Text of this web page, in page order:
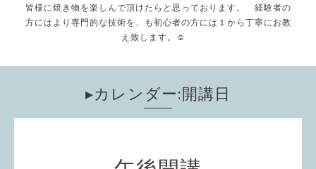
皆様に焼き物を楽しんで頂けたらと思っております。 経験者の
方にはより専門的な技術を、も初心者の方には１から丁寧にお教
え致します。☺️
▸カレンダー:開講日